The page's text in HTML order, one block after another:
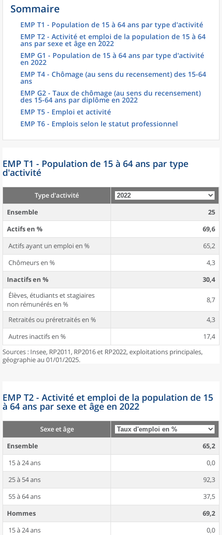
Sommaire
EMP T1 - Population de 15 à 64 ans par type d'activité
EMP T2 - Activité et emploi de la population de 15 à 64
ans par sexe et âge en 2022
EMP G1 - Population de 15 à 64 ans par type d'activité
en 2022
EMP T4 - Chômage (au sens du recensement) des 15-64
ans
EMP G2 - Taux de chômage (au sens du recensement)
des 15-64 ans par diplôme en 2022
EMP T5 - Emploi et activité
EMP T6 - Emplois selon le statut professionnel
EMP T1 - Population de 15 à 64 ans par type
d'activité
Type d'activité
Ensemble
25
Actifs en %
69,6
Actifs ayant un emploi en %
65,2
Chômeurs en %
4,3
Inactifs en %
30,4
Élèves, étudiants et stagiaires
non rémunérés en %
8,7
Retraités ou préretraités en %
4,3
Autres inactifs en %
17,4
Sources : Insee, RP2011, RP2016 et RP2022, exploitations principales,
géographie au 01/01/2025.
EMP T2 - Activité et emploi de la population de 15
à 64 ans par sexe et âge en 2022
Sexe et âge
Ensemble
65,2
15 à 24 ans
0,0
25 à 54 ans
92,3
55 à 64 ans
37,5
Hommes
69,2
15 à 24 ans
0,0